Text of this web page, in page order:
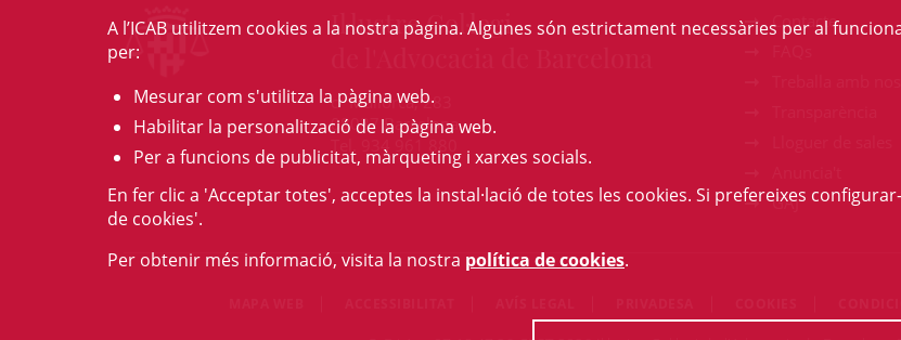
Il·lustre Col·legi
c/ Mallorca, 283
08037 Barcelona
Tel. 934 961 880
Contacte
GAJ
A l’ICAB utilitzem cookies a la nostra pàgina. Algunes són estrictament necessàries per al
per:
Mesurar com s'utilitza la pàgina web.
Habilitar la personalització de la pàgina web.
Per a funcions de publicitat, màrqueting i xarxes socials.
En fer clic a 'Acceptar totes', acceptes la instal·lació de totes les cookies. Si prefereixes
de cookies'.
Per obtenir més informació, visita la nostra política de cookies.